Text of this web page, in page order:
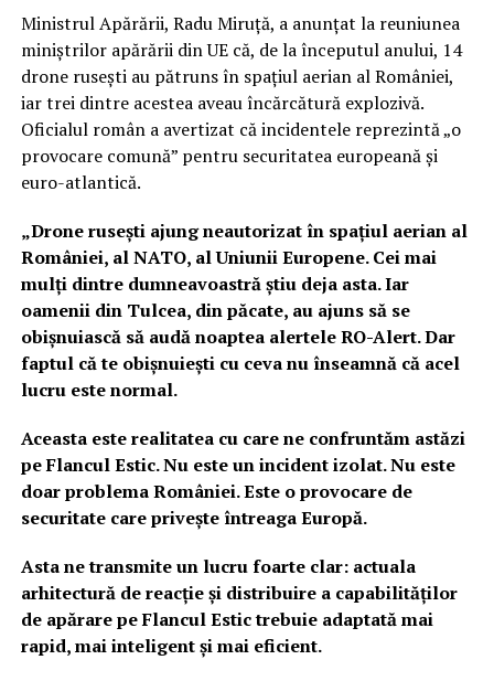
Ministrul Apărării, Radu Miruță, a anunțat la reuniunea
miniștrilor apărării din UE că, de la începutul anului, 14
drone rusești au pătruns în spațiul aerian al României,
iar trei dintre acestea aveau încărcătură explozivă.
Oficialul român a avertizat că incidentele reprezintă „o
provocare comună” pentru securitatea europeană și
euro-atlantică.
„Drone rusești ajung neautorizat în spațiul aerian al
României, al NATO, al Uniunii Europene. Cei mai
mulți dintre dumneavoastră știu deja asta. Iar
oamenii din Tulcea, din păcate, au ajuns să se
obișnuiască să audă noaptea alertele RO-Alert. Dar
faptul că te obișnuiești cu ceva nu înseamnă că acel
lucru este normal.
Aceasta este realitatea cu care ne confruntăm astăzi
pe Flancul Estic. Nu este un incident izolat. Nu este
doar problema României. Este o provocare de
securitate care privește întreaga Europă.
Asta ne transmite un lucru foarte clar: actuala
arhitectură de reacție și distribuire a capabilităților
de apărare pe Flancul Estic trebuie adaptată mai
rapid, mai inteligent și mai eficient.